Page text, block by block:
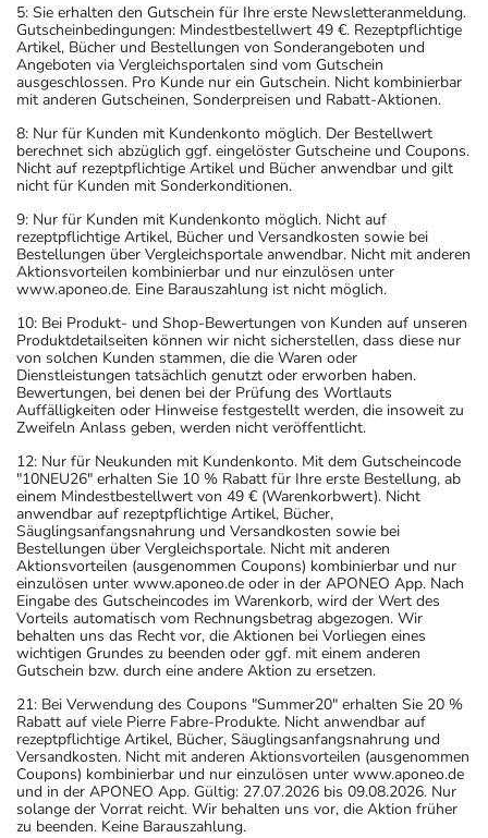
5: Sie erhalten den Gutschein für Ihre erste Newsletteranmeldung.
Gutscheinbedingungen: Mindestbestellwert 49 €. Rezeptpflichtige
Artikel, Bücher und Bestellungen von Sonderangeboten und
Angeboten via Vergleichsportalen sind vom Gutschein
ausgeschlossen. Pro Kunde nur ein Gutschein. Nicht kombinierbar
mit anderen Gutscheinen, Sonderpreisen und Rabatt-Aktionen.
8: Nur für Kunden mit Kundenkonto möglich. Der Bestellwert
berechnet sich abzüglich ggf. eingelöster Gutscheine und Coupons.
Nicht auf rezeptpflichtige Artikel und Bücher anwendbar und gilt
nicht für Kunden mit Sonderkonditionen.
9: Nur für Kunden mit Kundenkonto möglich. Nicht auf
rezeptpflichtige Artikel, Bücher und Versandkosten sowie bei
Bestellungen über Vergleichsportale anwendbar. Nicht mit anderen
Aktionsvorteilen kombinierbar und nur einzulösen unter
www.aponeo.de. Eine Barauszahlung ist nicht möglich.
10: Bei Produkt- und Shop-Bewertungen von Kunden auf unseren
Produktdetailseiten können wir nicht sicherstellen, dass diese nur
von solchen Kunden stammen, die die Waren oder
Dienstleistungen tatsächlich genutzt oder erworben haben.
Bewertungen, bei denen bei der Prüfung des Wortlauts
Auffälligkeiten oder Hinweise festgestellt werden, die insoweit zu
Zweifeln Anlass geben, werden nicht veröffentlicht.
12: Nur für Neukunden mit Kundenkonto. Mit dem Gutscheincode
"10NEU26" erhalten Sie 10 % Rabatt für Ihre erste Bestellung, ab
einem Mindestbestellwert von 49 € (Warenkorbwert). Nicht
anwendbar auf rezeptpflichtige Artikel, Bücher,
Säuglingsanfangsnahrung und Versandkosten sowie bei
Bestellungen über Vergleichsportale. Nicht mit anderen
Aktionsvorteilen (ausgenommen Coupons) kombinierbar und nur
einzulösen unter www.aponeo.de oder in der APONEO App. Nach
Eingabe des Gutscheincodes im Warenkorb, wird der Wert des
Vorteils automatisch vom Rechnungsbetrag abgezogen. Wir
behalten uns das Recht vor, die Aktionen bei Vorliegen eines
wichtigen Grundes zu beenden oder ggf. mit einem anderen
Gutschein bzw. durch eine andere Aktion zu ersetzen.
21: Bei Verwendung des Coupons "Summer20" erhalten Sie 20 %
Rabatt auf viele Pierre Fabre-Produkte. Nicht anwendbar auf
rezeptpflichtige Artikel, Bücher, Säuglingsanfangsnahrung und
Versandkosten. Nicht mit anderen Aktionsvorteilen (ausgenommen
Coupons) kombinierbar und nur einzulösen unter www.aponeo.de
und in der APONEO App. Gültig: 27.07.2026 bis 09.08.2026. Nur
solange der Vorrat reicht. Wir behalten uns vor, die Aktion früher
zu beenden. Keine Barauszahlung.